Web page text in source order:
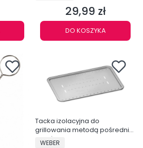
Cena
29,99 zł
DO KOSZYKA
Tacka izolacyjna do
grillowania metodą pośrednią
- mała - 6561
PRODUCENT
WEBER